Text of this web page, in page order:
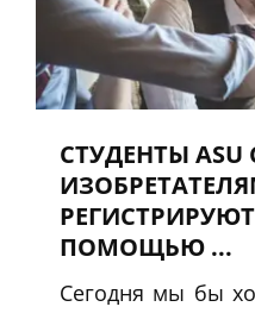
СТУДЕНТЫ
ПОМОЩЬЮ ...
Сегодня мы бы